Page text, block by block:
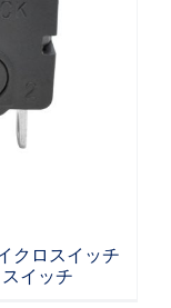
イクロスイ
スイッチ
クロスイッチ
イッチ